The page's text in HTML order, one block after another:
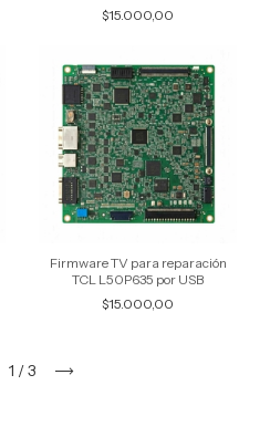
$15.000,00
Firmware TV para reparación
TCL L50P635 por USB
$15.000,00
1 /3